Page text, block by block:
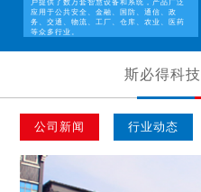
户提供了数万套智慧设备和系统，产品广泛
应用于公共安全、金融、国防、通信、政
务、交通、物流、工厂、仓库、农业、医药
等众多行业。
斯必得科技
公司新闻 行业动态